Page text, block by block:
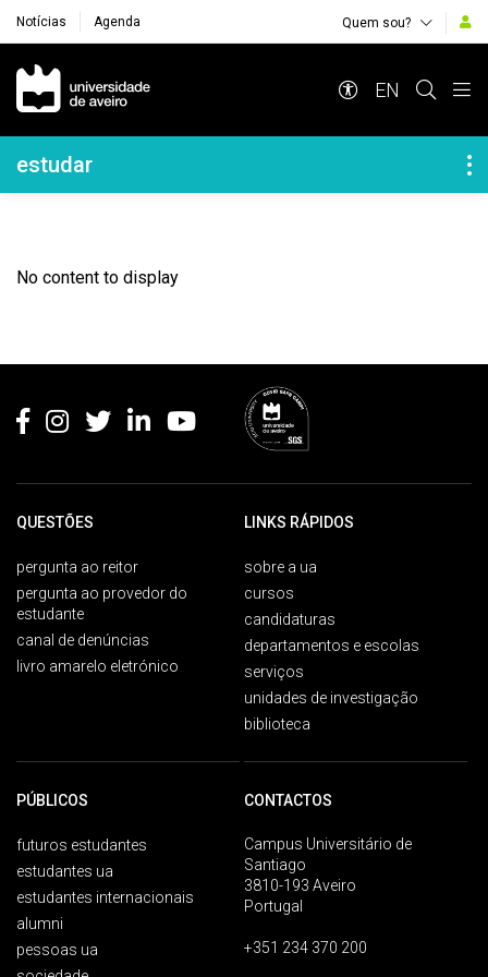
Notícias Agenda Quem sou?
Navegação Principal
EN
Navegação Lateral
estudar
No content to display
QUESTÕES
pergunta ao reitor
pergunta ao provedor do
estudante
canal de denúncias
livro amarelo eletrónico
LINKS RÁPIDOS
sobre a ua
cursos
candidaturas
departamentos e escolas
serviços
unidades de investigação
biblioteca
PÚBLICOS
futuros estudantes
estudantes ua
estudantes internacionais
alumni
pessoas ua
CONTACTOS
Campus Universitário de
Santiago
3810-193 Aveiro
Portugal
+351 234 370 200